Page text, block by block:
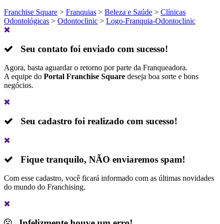
Franchise Square > Franquias > Beleza e Saúde > Clínicas
Odontológicas > Odontoclinic > Logo-Franquia-Odontoclinic
Seu contato foi enviado com sucesso!
Agora, basta aguardar o retorno por parte da Franqueadora.
A equipe do Portal Franchise Square deseja boa sorte e bons
negócios.
Seu cadastro foi realizado com sucesso!
Fique tranquilo, NÃO enviaremos spam!
Com esse cadastro, você ficará informado com as últimas novidades
do mundo do Franchising.